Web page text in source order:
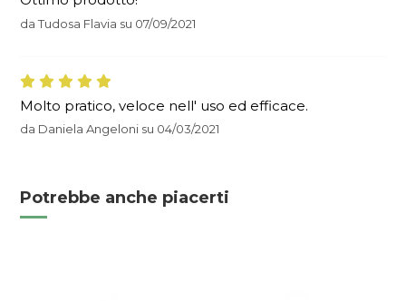
daTudosa Flavia su 07/09/2021
Molto pratico, veloce nell' uso ed efficace.
da Daniela Angeloni su 04/03/2021
Potrebbe anche piacerti